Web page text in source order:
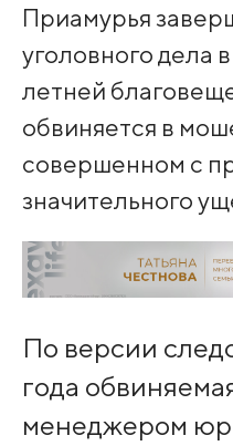
Приамурья
уголовного дела
летней
обвиняется в
совершенном с
значительного
По версии
года
менеджером